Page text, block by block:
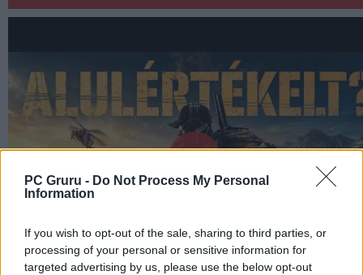
PC Gruru - Do Not Process My Personal
Information
If you wish to opt-out of the sale, sharing to third parties, or
processing of your personal or sensitive information for
targeted advertising by us, please use the below opt-out